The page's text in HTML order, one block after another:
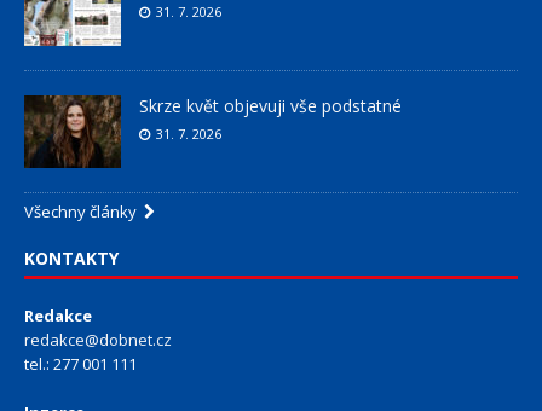
31. 7. 2026
Skrze květ objevuji vše podstatné
31. 7. 2026
Všechny články
KONTAKTY
Redakce
redakce@dobnet.cz
tel.: 277 001 111